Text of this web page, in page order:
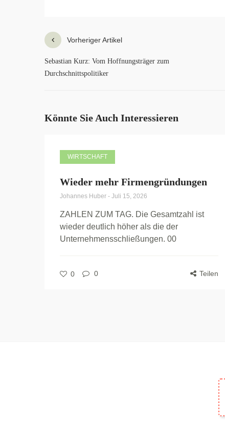
Vorheriger Artikel
Sebastian Kurz: Vom Hoffnungsträger zum
Durchschnittspolitiker
Könnte Sie Auch Interessieren
WIRTSCHAFT
Wieder mehr Firmengründungen
Johannes Huber - Juli 15, 2026
ZAHLEN ZUM TAG. Die Gesamtzahl ist
wieder deutlich höher als die der
Unternehmensschließungen. 00
0 0 Teilen